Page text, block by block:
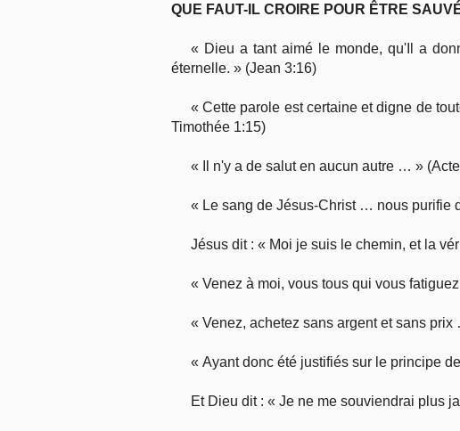
QUE FAUT-IL CROIRE POUR ÊTRE
« Dieu a tant aimé le monde, qu'Il a
éternelle. » (Jean 3:16)
« Cette parole est certaine et digne de
Timothée 1:15)
« Il n'y a de salut en aucun autre … »
« Le sang de Jésus-Christ … nous purifie
Jésus dit : « Moi je suis le chemin, et la
« Venez à moi, vous tous qui vous
« Venez, achetez sans argent et sans
« Ayant donc été justifiés sur le principe
Et Dieu dit : « Je ne me souviendrai plus